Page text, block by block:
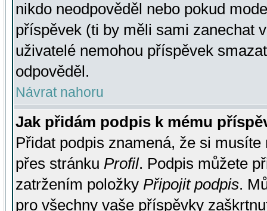
nikdo neodpověděl nebo pokud
příspěvek (ti by měli sami zanechat
uživatelé nemohou příspěvek
odpověděl.
Návrat nahoru
Jak přidám podpis k mému
Přidat podpis znamená, že si
přes stránku Profil. Podpis můžete
zatržením položky Připojit podpis.
pro všechny vaše příspěvky